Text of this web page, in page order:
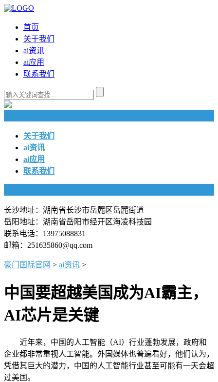
首页
关于我们
ai资讯
ai应用
联系我们
关于我们
ai资讯
ai应用
联系我们
长沙地址：湖南省长沙市岳麓区岳麓街道
岳阳地址：湖南省岳阳市经开区海凌科技园
联系电话：13975088831
邮箱：251635860@qq.com
豪门国际官网 > ai资讯 >
中国要超越美国成为AI霸主，
AI芯片是关键
近年来，中国的人工智能（AI）行业蓬勃发展，政府和
企业都非常重视人工智能。外国媒体也普遍看好，他们认为，
凭借其巨大的潜力，中国的人工智能行业甚至可能有一天会超
过美国。